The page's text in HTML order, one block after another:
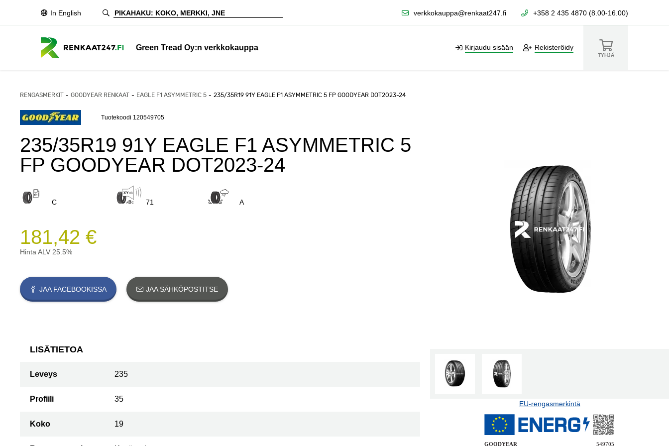
In English verkkokauppa@renkaat247.fi +358 2 435 4870 (8.00-16.00)
Green Tread Oy:n verkkokauppa Kirjaudu sisään Rekisteröidy
TYHJÄ
RENGASMERKIT GOODYEAR RENKAAT EAGLE F1 ASYMMETRIC 5 235/35R19 91Y EAGLE F1 ASYMMETRIC 5 FP GOODYEAR DOT2023-24
Tuotekoodi 120549705
235/35R19 91Y EAGLE F1 ASYMMETRIC 5
FP GOODYEAR DOT2023-24
C 71 A
181,42 €
Hinta ALV 25.5%
JAA FACEBOOKISSA JAA SÄHKÖPOSTITSE
LISÄTIETOA
Leveys 235
Profiili 35
Koko 19
EU-rengasmerkintä